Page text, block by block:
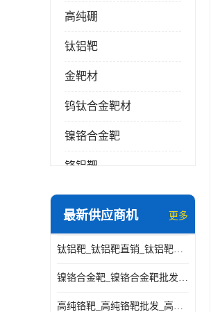
高纯硼
钛铝靶
金靶材
钨钛合金靶材
镍铬合金靶
铬铝靶
三氧化铝靶材
铬靶材
镧靶材
最新供应商机 更多
钛铝靶_钛铝靶直销_钛铝靶供应商
镍铬合金靶_镍铬合金靶批发_镍铬合金靶供应商
高纯铬靶_高纯铬靶批发_高纯铬靶厂家